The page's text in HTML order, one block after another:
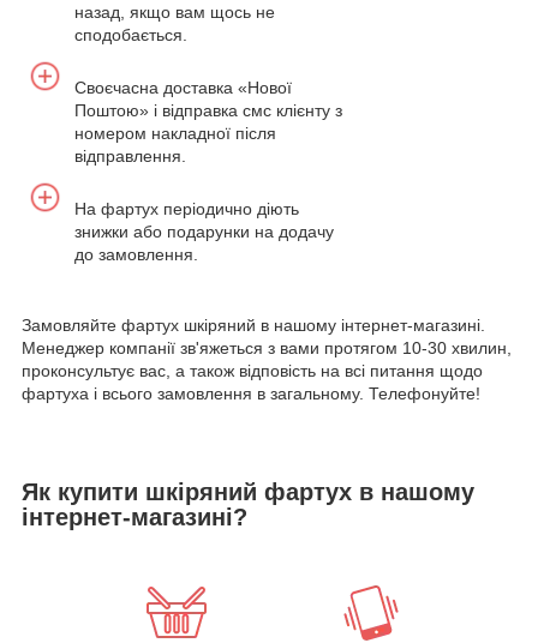
назад, якщо вам щось не
сподобається.
Своєчасна доставка «Нової
Поштою» і відправка смс клієнту з
номером накладної після
відправлення.
На фартух періодично діють
знижки або подарунки на додачу
до замовлення.
Замовляйте фартух шкіряний в нашому інтернет-магазині.
Менеджер компанії зв'яжеться з вами протягом 10-30 хвилин,
проконсультує вас, а також відповість на всі питання щодо
фартуха і всього замовлення в загальному. Телефонуйте!
Як купити шкіряний фартух в нашому
інтернет-магазині?